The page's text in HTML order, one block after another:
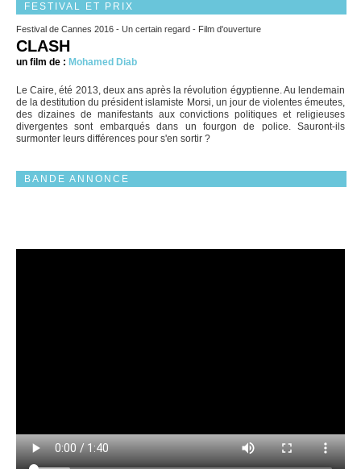
FESTIVAL ET PRIX
Festival de Cannes 2016 - Un certain regard - Film d'ouverture
CLASH
un film de : Mohamed Diab
Le Caire, été 2013, deux ans après la révolution égyptienne. Au lendemain
de la destitution du président islamiste Morsi, un jour de violentes émeutes,
des dizaines de manifestants aux convictions politiques et religieuses
divergentes sont embarqués dans un fourgon de police. Sauront-ils
surmonter leurs différences pour s'en sortir ?
BANDE ANNONCE